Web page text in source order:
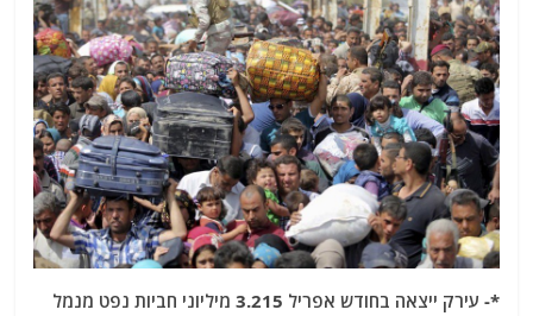
*- עירק ייצאה בחודש אפריל 3.215 מיליוני חביות נפט מנמל